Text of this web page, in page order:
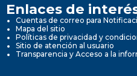
Enlaces de
Cuentas de correo para
Mapa del sitio
Políticas de privacidad y
Sitio de atención al usuario
Transparencia y Acceso a la